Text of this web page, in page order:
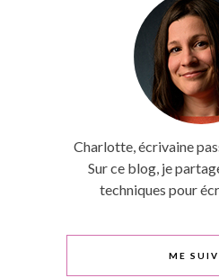
Charlotte, écrivaine
Sur ce blog, je
techniques pour
ME